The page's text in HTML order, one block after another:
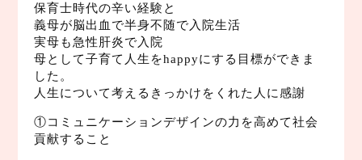
保育士時代の辛い経験と
義母が脳出血で半身不随で入院生活
実母も急性肝炎で入院
母として子育て人生をhappyにする目標ができま
した。
人生について考えるきっかけをくれた人に感謝
①コミュニケーションデザインの力を高めて社会
貢献すること